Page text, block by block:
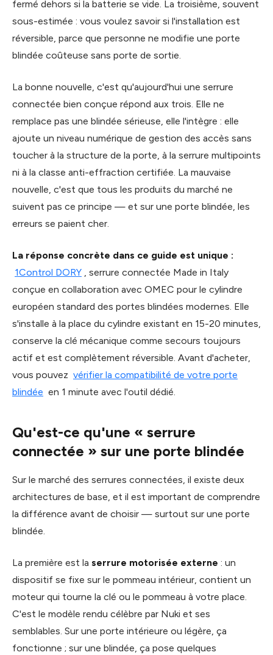
fermé dehors si la batterie se vide. La troisième, souvent
sous-estimée : vous voulez savoir si l'installation est
réversible, parce que personne ne modifie une porte
blindée coûteuse sans porte de sortie.
La bonne nouvelle, c'est qu'aujourd'hui une serrure
connectée bien conçue répond aux trois. Elle ne
remplace pas une blindée sérieuse, elle l'intègre : elle
ajoute un niveau numérique de gestion des accès sans
toucher à la structure de la porte, à la serrure multipoints
ni à la classe anti-effraction certifiée. La mauvaise
nouvelle, c'est que tous les produits du marché ne
suivent pas ce principe — et sur une porte blindée, les
erreurs se paient cher.
La réponse concrète dans ce guide est unique :
1Control DORY , serrure connectée Made in Italy
conçue en collaboration avec OMEC pour le cylindre
européen standard des portes blindées modernes. Elle
s'installe à la place du cylindre existant en 15-20 minutes,
conserve la clé mécanique comme secours toujours
actif et est complètement réversible. Avant d'acheter,
vous pouvez vérifier la compatibilité de votre porte
blindée en 1 minute avec l'outil dédié.
Qu'est-ce qu'une « serrure
connectée » sur une porte blindée
Sur le marché des serrures connectées, il existe deux
architectures de base, et il est important de comprendre
la différence avant de choisir — surtout sur une porte
blindée.
La première est la serrure motorisée externe : un
dispositif se fixe sur le pommeau intérieur, contient un
moteur qui tourne la clé ou le pommeau à votre place.
C'est le modèle rendu célèbre par Nuki et ses
semblables. Sur une porte intérieure ou légère, ça
fonctionne ; sur une blindée, ça pose quelques